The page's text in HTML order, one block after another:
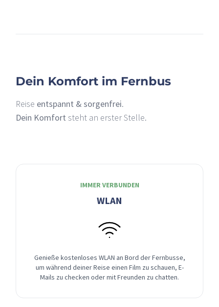
Dein Komfort im Fernbus
Reise entspannt & sorgenfrei.
Dein Komfort steht an erster Stelle.
IMMER VERBUNDEN
WLAN
Genieße kostenloses WLAN an Bord der Fernbusse,
um während deiner Reise einen Film zu schauen, E-
Mails zu checken oder mit Freunden zu chatten.